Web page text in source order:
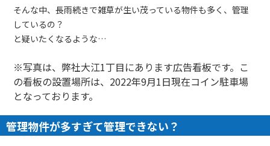
そんな中、長雨続きで雑草が生い茂っている物件も多く、管理
しているの？
と疑いたくなるような…
※写真は、弊社大江1丁目にあります広告看板です。こ
の看板の設置場所は、2022年9月1日現在コイン駐車場
となっております。
管理物件が多すぎて管理できない？